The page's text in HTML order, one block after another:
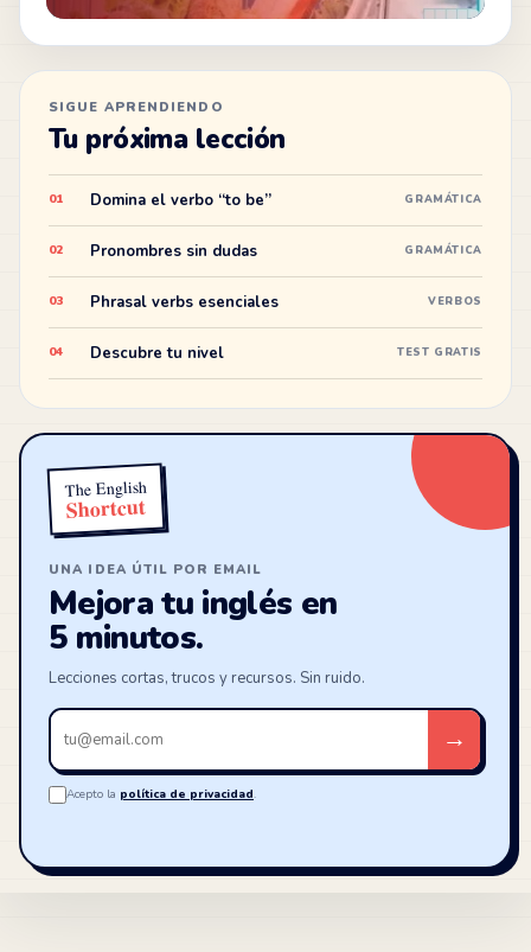
SIGUE APRENDIENDO
Tu próxima lección
01 Domina el verbo “to be” GRAMÁTICA
02 Pronombres sin dudas GRAMÁTICA
03 Phrasal verbs esenciales VERBOS
04 Descubre tu nivel TEST GRATIS
The English
Shortcut
UNA IDEA ÚTIL POR EMAIL
Mejora tu inglés en
5 minutos.
Lecciones cortas, trucos y recursos. Sin ruido.
Tu
email
→
Acepto la política de privacidad.